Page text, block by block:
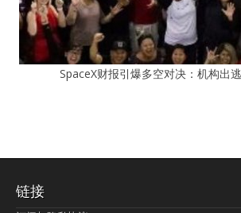
SpaceX财报引爆多空对决：机构出
链接